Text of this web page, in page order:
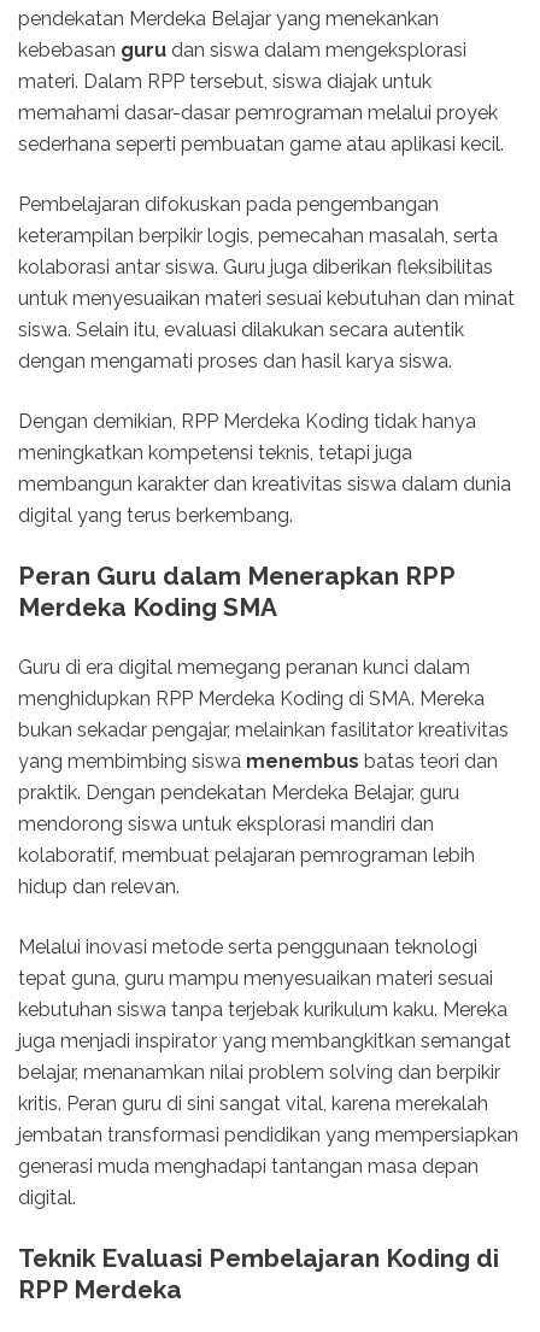
pendekatan Merdeka Belajar yang menekankan
kebebasan guru dan siswa dalam mengeksplorasi
materi. Dalam RPP tersebut, siswa diajak untuk
memahami dasar-dasar pemrograman melalui proyek
sederhana seperti pembuatan game atau aplikasi kecil.
Pembelajaran difokuskan pada pengembangan
keterampilan berpikir logis, pemecahan masalah, serta
kolaborasi antar siswa. Guru juga diberikan fleksibilitas
untuk menyesuaikan materi sesuai kebutuhan dan minat
siswa. Selain itu, evaluasi dilakukan secara autentik
dengan mengamati proses dan hasil karya siswa.
Dengan demikian, RPP Merdeka Koding tidak hanya
meningkatkan kompetensi teknis, tetapi juga
membangun karakter dan kreativitas siswa dalam dunia
digital yang terus berkembang.
Peran Guru dalam Menerapkan RPP
Merdeka Koding SMA
Guru di era digital memegang peranan kunci dalam
menghidupkan RPP Merdeka Koding di SMA. Mereka
bukan sekadar pengajar, melainkan fasilitator kreativitas
yang membimbing siswa menembus batas teori dan
praktik. Dengan pendekatan Merdeka Belajar, guru
mendorong siswa untuk eksplorasi mandiri dan
kolaboratif, membuat pelajaran pemrograman lebih
hidup dan relevan.
Melalui inovasi metode serta penggunaan teknologi
tepat guna, guru mampu menyesuaikan materi sesuai
kebutuhan siswa tanpa terjebak kurikulum kaku. Mereka
juga menjadi inspirator yang membangkitkan semangat
belajar, menanamkan nilai problem solving dan berpikir
kritis. Peran guru di sini sangat vital, karena merekalah
jembatan transformasi pendidikan yang mempersiapkan
generasi muda menghadapi tantangan masa depan
digital.
Teknik Evaluasi Pembelajaran Koding di
RPP Merdeka